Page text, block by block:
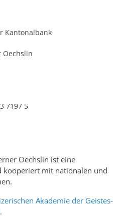
Kantonalbank
Oechslin
7197 5
Oechslin ist eine
kooperiert mit nationalen und
Akademie der Geistes-
.